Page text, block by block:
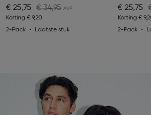
€ 25,75
€ 34,95
Korting € 9,20
2-Pack
Laatste stuk
€ 25,75
Korting €
2-Pack